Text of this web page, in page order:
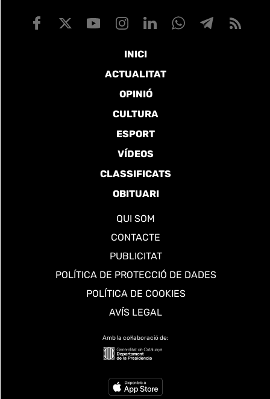
INICI
ACTUALITAT
OPINIÓ
CULTURA
ESPORT
VÍDEOS
CLASSIFICATS
OBITUARI
QUI SOM
CONTACTE
PUBLICITAT
POLÍTICA DE PROTECCIÓ DE DADES
POLÍTICA DE COOKIES
AVÍS LEGAL
Amb la col·laboració de: